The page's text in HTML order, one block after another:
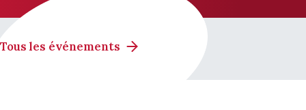
Tous les événements